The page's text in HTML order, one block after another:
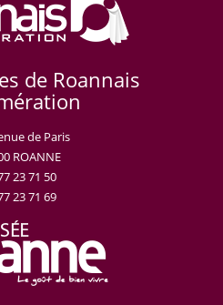
de Roannais
de Paris
ROANNE
23 71 50
23 71 69